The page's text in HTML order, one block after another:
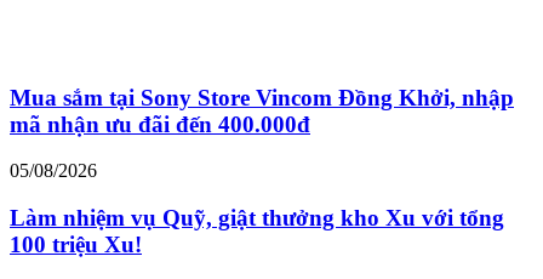
Mua sắm tại Sony Store Vincom Đồng Khởi, nhập
mã nhận ưu đãi đến 400.000đ
05/08/2026
Làm nhiệm vụ Quỹ, giật thưởng kho Xu với tổng
100 triệu Xu!